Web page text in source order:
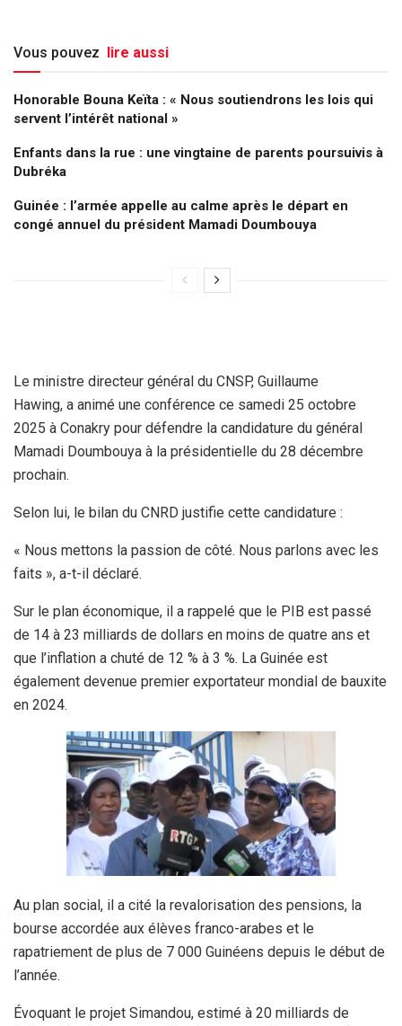
Vous pouvez lire aussi
Honorable Bouna Keïta : « Nous soutiendrons les lois qui
servent l’intérêt national »
Enfants dans la rue : une vingtaine de parents poursuivis à
Dubréka
Guinée : l’armée appelle au calme après le départ en
congé annuel du président Mamadi Doumbouya
Le ministre directeur général du CNSP, Guillaume
Hawing, a animé une conférence ce samedi 25 octobre
2025 à Conakry pour défendre la candidature du général
Mamadi Doumbouya à la présidentielle du 28 décembre
prochain.
Selon lui, le bilan du CNRD justifie cette candidature :
« Nous mettons la passion de côté. Nous parlons avec les
faits », a-t-il déclaré.
Sur le plan économique, il a rappelé que le PIB est passé
de 14 à 23 milliards de dollars en moins de quatre ans et
que l’inflation a chuté de 12 % à 3 %. La Guinée est
également devenue premier exportateur mondial de bauxite
en 2024.
Au plan social, il a cité la revalorisation des pensions, la
bourse accordée aux élèves franco-arabes et le
rapatriement de plus de 7 000 Guinéens depuis le début de
l’année.
Évoquant le projet Simandou, estimé à 20 milliards de